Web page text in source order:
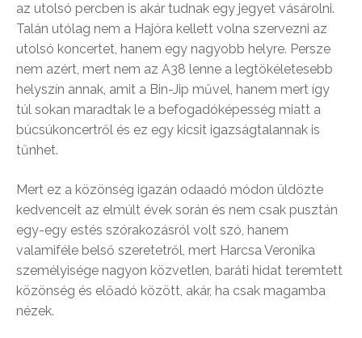
az utolsó percben is akár tudnak egy jegyet vásárolni.
Talán utólag nem a Hajóra kellett volna szervezni az
utolsó koncertet, hanem egy nagyobb helyre. Persze
nem azért, mert nem az A38 lenne a legtökéletesebb
helyszín annak, amit a Bin-Jip művel, hanem mert így
túl sokan maradtak le a befogadóképesség miatt a
búcsúkoncertről és ez egy kicsit igazságtalannak is
tűnhet.
Mert ez a közönség igazán odaadó módon üldözte
kedvenceit az elmúlt évek során és nem csak pusztán
egy-egy estés szórakozásról volt szó, hanem
valamiféle belső szeretetről, mert Harcsa Veronika
személyisége nagyon közvetlen, baráti hidat teremtett
közönség és előadó között, akár, ha csak magamba
nézek.